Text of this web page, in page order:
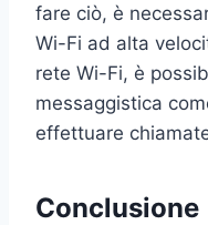
fare ciò, è
Wi-Fi ad alta
rete Wi-Fi, è
messaggistica
effettuare
Conclusione